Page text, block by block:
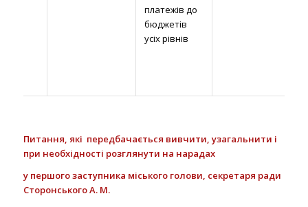
платежів до
бюджетів
усіх рівнів
Питання, які передбачається вивчити, узагальнити і
при необхідності розглянути на нарадах
у першого заступника міського голови, секретаря ради
Сторонського А. М.